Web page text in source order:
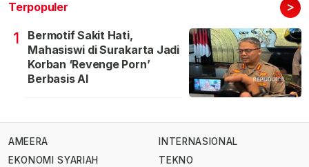
Terpopuler >
1
Bermotif Sakit Hati,
Mahasiswi di Surakarta Jadi
Korban ‘Revenge Porn’
Berbasis AI
AMEERA
EKONOMI SYARIAH
INTERNASIONAL
TEKNO